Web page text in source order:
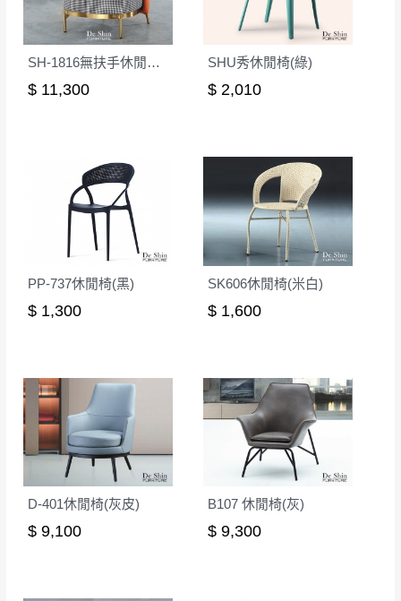
SH-1816無扶手休閒椅(後橘色)
$ 11,300
SHU秀休閒椅(綠)
$ 2,010
PP-737休閒椅(黑)
$ 1,300
SK606休閒椅(米白)
$ 1,600
D-401休閒椅(灰皮)
$ 9,100
B107 休閒椅(灰)
$ 9,300